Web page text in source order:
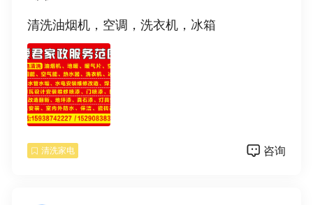
清洗油烟机，空调，洗衣机，冰箱
清洗家电 咨询